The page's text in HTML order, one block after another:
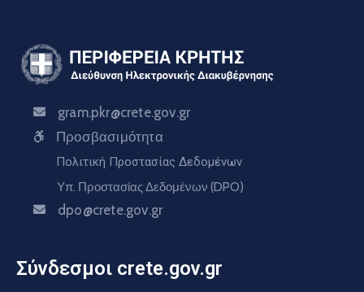
gram.pkr@crete.gov.gr
Προσβασιμότητα
Πολιτική Προστασίας Δεδομένων
Υπ. Προστασίας Δεδομένων (DPO)
dpo@crete.gov.gr
Σύνδεσμοι crete.gov.gr